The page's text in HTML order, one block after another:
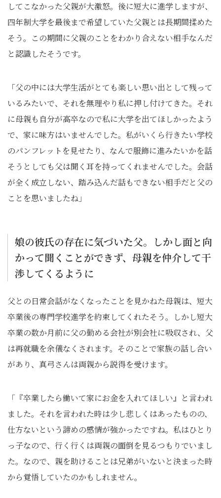
してこなかった父親が大激怒。後に短大に進学しますが、
四年制大学を最後まで希望していた父親とは長期間揉めた
そう。この期間に父親のことをわかり合えない相手なんだ
と認識したそうです。
「父の中には大学生活がとても楽しい思い出として残って
いるみたいで、それを無理やり私に押し付けてきた。それ
に母親も自分が高卒なので私に大学を出てほしかったよう
で、家に味方はいませんでした。私がいくら行きたい学校
のパンフレットを見せたり、なんで服飾に進みたいかを話
そうとしても父は聞く耳を持ってくれませんでした。会話
が全く成立しない、踏み込んだ話もできない相手だと父の
ことを思いましたね」
娘の彼氏の存在に気づいた父。しかし面と向
かって聞くことができず、母親を仲介して干
渉してくるように
父との日常会話がなくなったことを見かねた母親は、短大
卒業後の専門学校進学を約束してくれたそう。しかし短大
卒業の数か月前に父の勤める会社が別会社に吸収され、父
は再就職を余儀なくされます。そのことで家族の話し合い
があり、真弓さんは両親から説得を受けます。
「『卒業したら働いて家にお金を入れてほしい』と言われ
ました。それを言われた時は少し悲しくはあったものの、
仕方ないという諦めの感情が強かったですね。私はひとり
っ子なので、行く行くは両親の面倒を見るつもりでいまし
た。なので、親を助けることは兄弟がいないと決まった時
から覚悟していたのかもしれません。